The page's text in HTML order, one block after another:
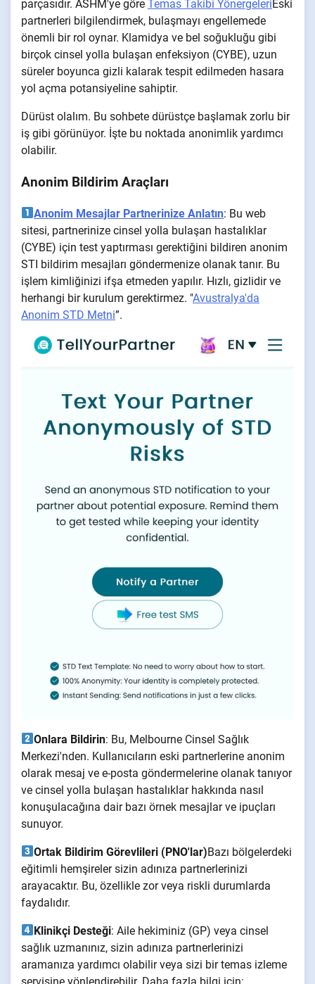
parçasıdır. ASHM'ye göre Temas Takibi YönergeleriEski
partnerleri bilgilendirmek, bulaşmayı engellemede
önemli bir rol oynar. Klamidya ve bel soğukluğu gibi
birçok cinsel yolla bulaşan enfeksiyon (CYBE), uzun
süreler boyunca gizli kalarak tespit edilmeden hasara
yol açma potansiyeline sahiptir.
Dürüst olalım. Bu sohbete dürüstçe başlamak zorlu bir
iş gibi görünüyor. İşte bu noktada anonimlik yardımcı
olabilir.
Anonim Bildirim Araçları
Anonim Mesajlar Partnerinize Anlatın: Bu web
sitesi, partnerinize cinsel yolla bulaşan hastalıklar
(CYBE) için test yaptırması gerektiğini bildiren anonim
STI bildirim mesajları göndermenize olanak tanır. Bu
işlem kimliğinizi ifşa etmeden yapılır. Hızlı, gizlidir ve
herhangi bir kurulum gerektirmez. "Avustralya'da
Anonim STD Metni”.
Onlara Bildirin: Bu, Melbourne Cinsel Sağlık
Merkezi'nden. Kullanıcıların eski partnerlerine anonim
olarak mesaj ve e-posta göndermelerine olanak tanıyor
ve cinsel yolla bulaşan hastalıklar hakkında nasıl
konuşulacağına dair bazı örnek mesajlar ve ipuçları
sunuyor.
Ortak Bildirim Görevlileri (PNO'lar)Bazı bölgelerdeki
eğitimli hemşireler sizin adınıza partnerlerinizi
arayacaktır. Bu, özellikle zor veya riskli durumlarda
faydalıdır.
Klinikçi Desteği: Aile hekiminiz (GP) veya cinsel
sağlık uzmanınız, sizin adınıza partnerlerinizi
aramanıza yardımcı olabilir veya sizi bir temas izleme